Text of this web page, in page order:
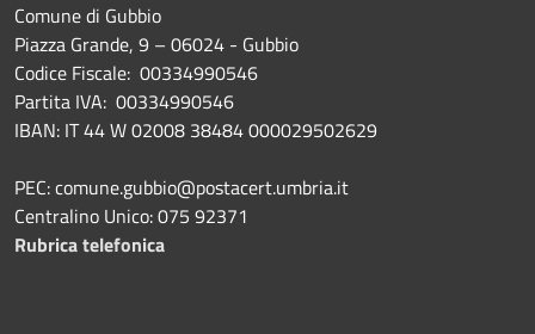
Comune di Gubbio
Piazza Grande, 9 – 06024 - Gubbio
Codice Fiscale: 00334990546
Partita IVA: 00334990546
IBAN: IT 44 W 02008 38484 000029502629
PEC: comune.gubbio@postacert.umbria.it
Centralino Unico: 075 92371
Rubrica telefonica